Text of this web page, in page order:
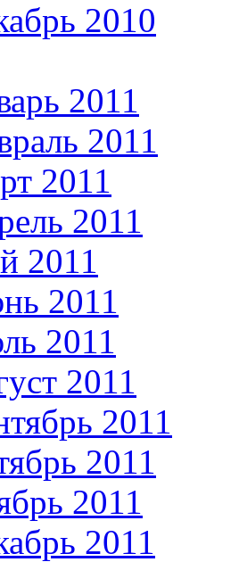
2010
2011
2011
2011
2011
2011
2011
2011
2011
2011
2011
2011
2011